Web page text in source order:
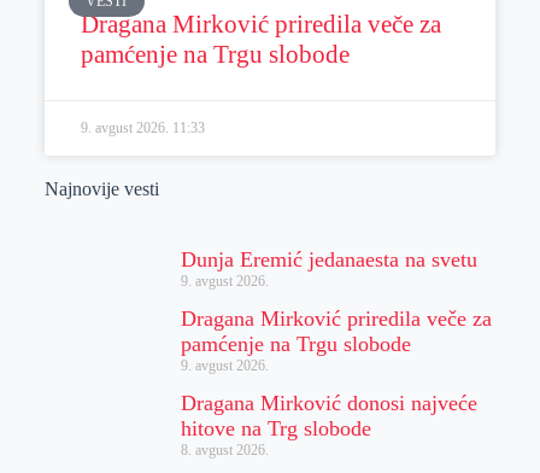
Dragana Mirković priredila veče za
pamćenje na Trgu slobode
9. avgust 2026. 11:33
Najnovije vesti
Dunja Eremić jedanaesta na svetu
9. avgust 2026.
Dragana Mirković priredila veče za
pamćenje na Trgu slobode
9. avgust 2026.
Dragana Mirković donosi najveće
hitove na Trg slobode
8. avgust 2026.